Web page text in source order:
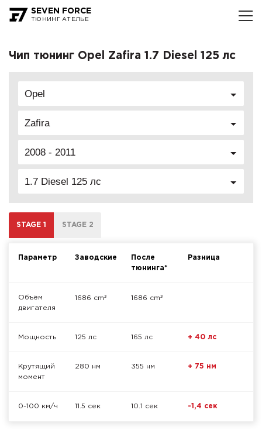
SEVEN FORCE
ТЮНИНГ АТЕЛЬЕ
Чип тюнинг Opel Zafira 1.7 Diesel 125 лс
Opel
Zafira
2008 - 2011
1.7 Diesel 125 лс
STAGE 1 STAGE 2
Параметр Заводские
После
тюнинга*
Разница
Объём
двигателя
1686 cm³ 1686 cm³
Мощность 125 лс 165 лс + 40 лс
Крутящий
момент
280 нм 355 нм + 75 нм
0-100 км/ч 11.5 сек 10.1 сек -1,4 сек